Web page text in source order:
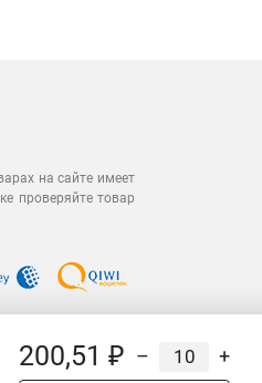
на сайте имеет
проверяйте товар
200,51 ₽ – +